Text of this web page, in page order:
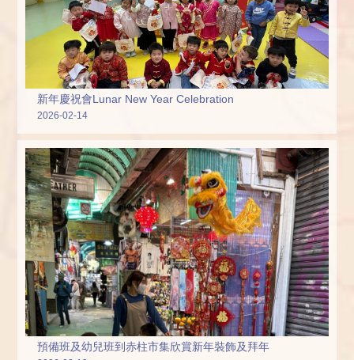
新年慶祝會Lunar New Year Celebration
2026-02-14
預備班及幼兒班到赤柱市集欣賞新年裝飾及拜年